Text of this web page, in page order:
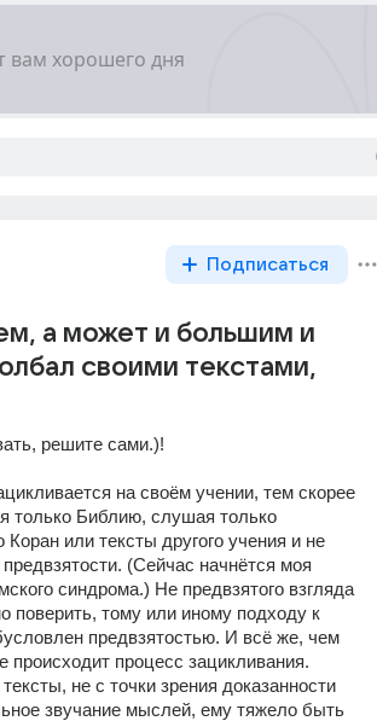
Подписаться
а может и большим и
своими текстами,
решите сами.)!
на своём учении, тем скорее
только Библию, слушая только
или тексты другого учения и не
(Сейчас начнётся моя
синдрома.) Не предвзятого взгляда
поверить, тому или иному подходу к
предвзятостью. И всё же, чем
процесс зацикливания.
не с точки зрения доказанности
звучание мыслей, ему тяжело быть